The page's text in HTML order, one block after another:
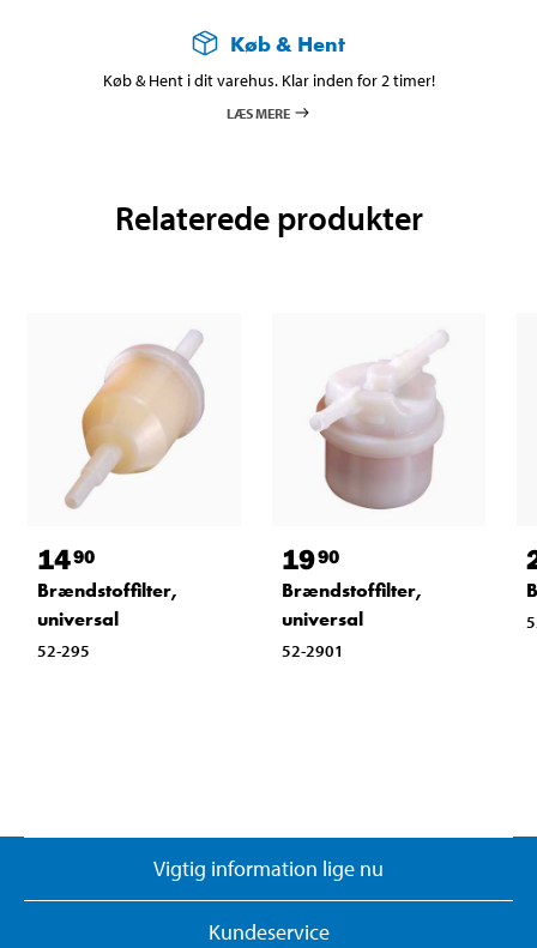
Køb & Hent
Køb & Hent i dit varehus. Klar inden for 2 timer!
LÆS MERE
Relaterede produkter
1490
Brændstoffilter,
universal
52-295
1990
Brændstoffilter,
universal
52-2901
Vigtig information lige nu
Kundeservice